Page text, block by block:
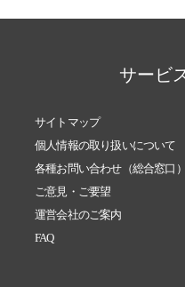
サービ
サイトマップ
個人情報の取り扱いについて
各種お問い合わせ（総合窓口）
ご意見・ご要望
運営会社のご案内
FAQ